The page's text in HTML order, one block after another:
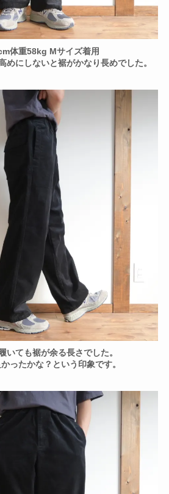
体重58kg Mサイズ着用
めにしないと裾がかなり長めでした。
いても裾が余る長さでした。
ったかな？という印象です。